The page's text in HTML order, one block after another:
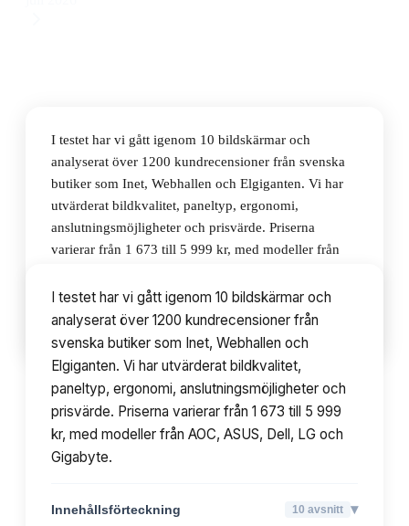
I testet har vi gått igenom 10 bildskärmar och
analyserat över 1200 kundrecensioner från svenska
butiker som Inet, Webhallen och Elgiganten. Vi har
utvärderat bildkvalitet, paneltyp, ergonomi,
anslutningsmöjligheter och prisvärde. Priserna
varierar från 1 673 till 5 999 kr, med modeller från
Innehållsförteckning 10avsnitt
I testet har vi gått igenom 10 bildskärmar och
analyserat över 1200 kundrecensioner från
svenska butiker som Inet, Webhallen och
Elgiganten. Vi har utvärderat bildkvalitet,
paneltyp, ergonomi, anslutningsmöjligheter och
prisvärde. Priserna varierar från 1 673 till 5 999
kr, med modeller från AOC, ASUS, Dell, LG och
Gigabyte.
Innehållsförteckning 10 avsnitt ▾